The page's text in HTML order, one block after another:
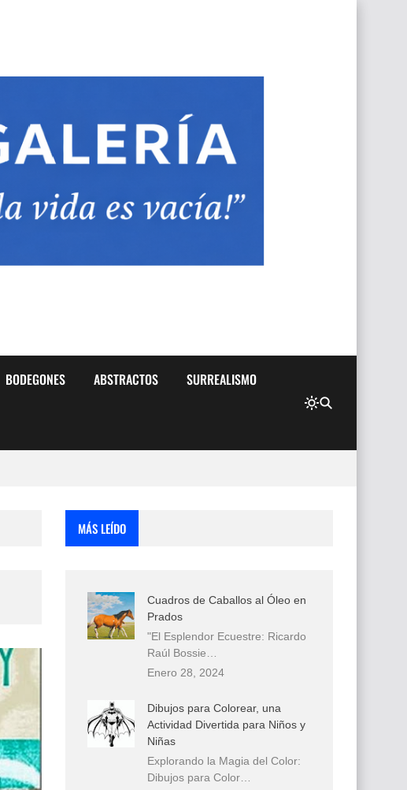
BODEGONES ABSTRACTOS SURREALISMO
MÁS LEÍDO
Cuadros de Caballos al Óleo en
Prados
"El Esplendor Ecuestre: Ricardo
Raúl Bossie…
Enero 28, 2024
Dibujos para Colorear, una
Actividad Divertida para Niños y
Niñas
Explorando la Magia del Color:
Dibujos para Color…